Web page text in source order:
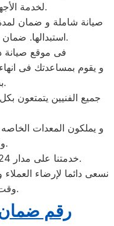
لخدمة الأجهزة الكهربائية فى مصر.
صيانة شاملة و ضمان
استبدالها. ضمان حقيقى و جميع القطع اصلية.
فى موقع صيانة
و يقوم بمساعدتك فى
بشكل مجانى.
جميع الفنيين يتمتعون
و يملكون المعدات
وفى اى مكان.
خدمتنا على مدار 24 ساعة يومياُ طوال أيام الأسبوع.
نسعى دائما لإرضاء
وقت وفى اى مكان.
رقم ضمان